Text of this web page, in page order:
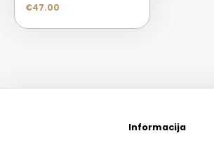
€47.00
Informacija